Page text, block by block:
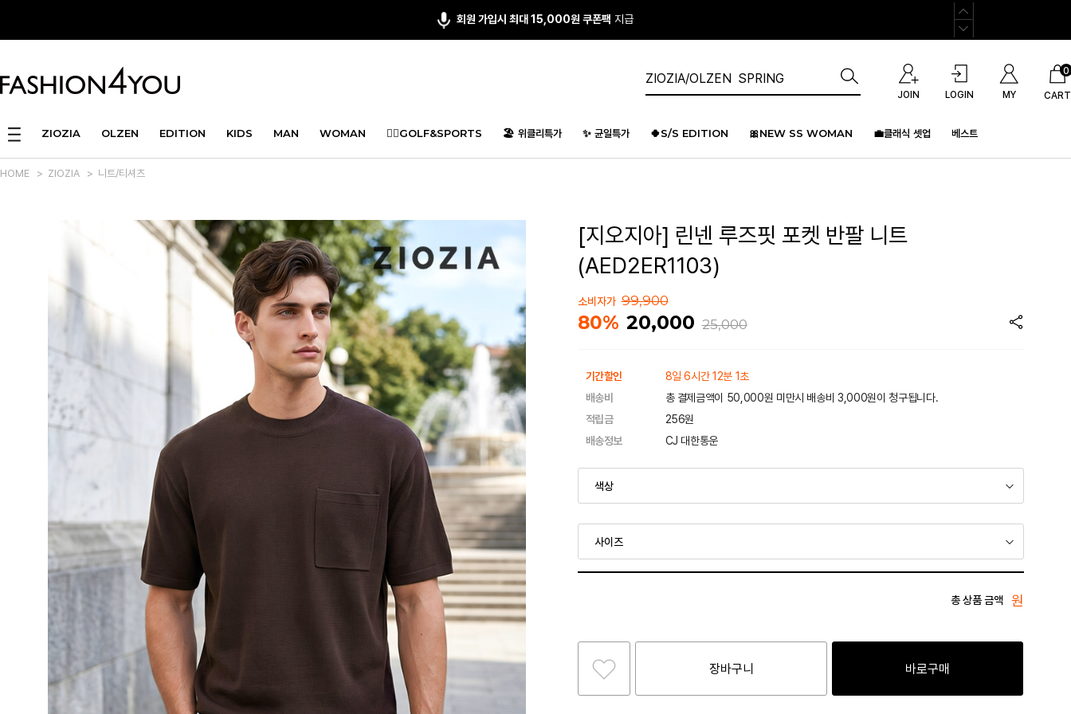
회원 가입시 최대 15,000원 쿠폰팩 지급
JOIN LOGIN MY CART
0
ZIOZIA OLZEN EDITION KIDS MAN WOMAN 🏌️‍♂️GOLF&SPORTS 🏖️ 위클리특가 ✨ 균일특가 🍀S/S EDITION 🎀NEW SS WOMAN 💼클래식 셋업 베스트
HOME > ZIOZIA > 니트/티셔츠
[지오지아] 린넨 루즈핏 포켓 반팔 니트
(AED2ER1103)
소비자가 99,900
80% 20,000 25,000
기간할인
8일 6시간 12분 1초
배송비
총 결제금액이 50,000원 미만시 배송비 3,000원이 청구됩니다.
적립금
256원
배송정보
CJ 대한통운
총 상품 금액 원
장바구니 바로구매